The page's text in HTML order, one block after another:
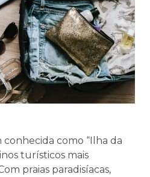
como “Ilha da
turísticos mais
praias paradisíacas,